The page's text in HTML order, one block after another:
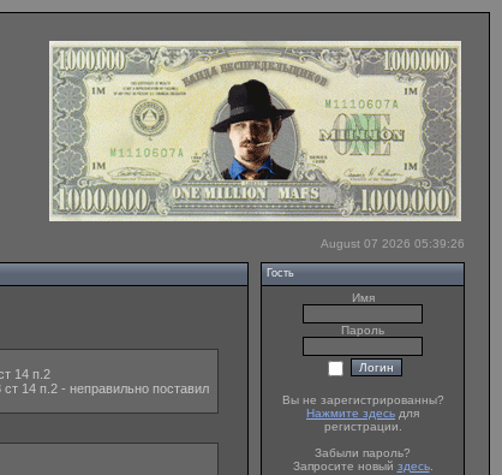
August 07 2026 05:39:26
14 п.2
14 п.2 - неправильно поставил
Гость
Имя
Пароль
Вы не зарегистрированны?
Нажмите здесь для
регистрации.
Забыли пароль?
Запросите новый здесь.